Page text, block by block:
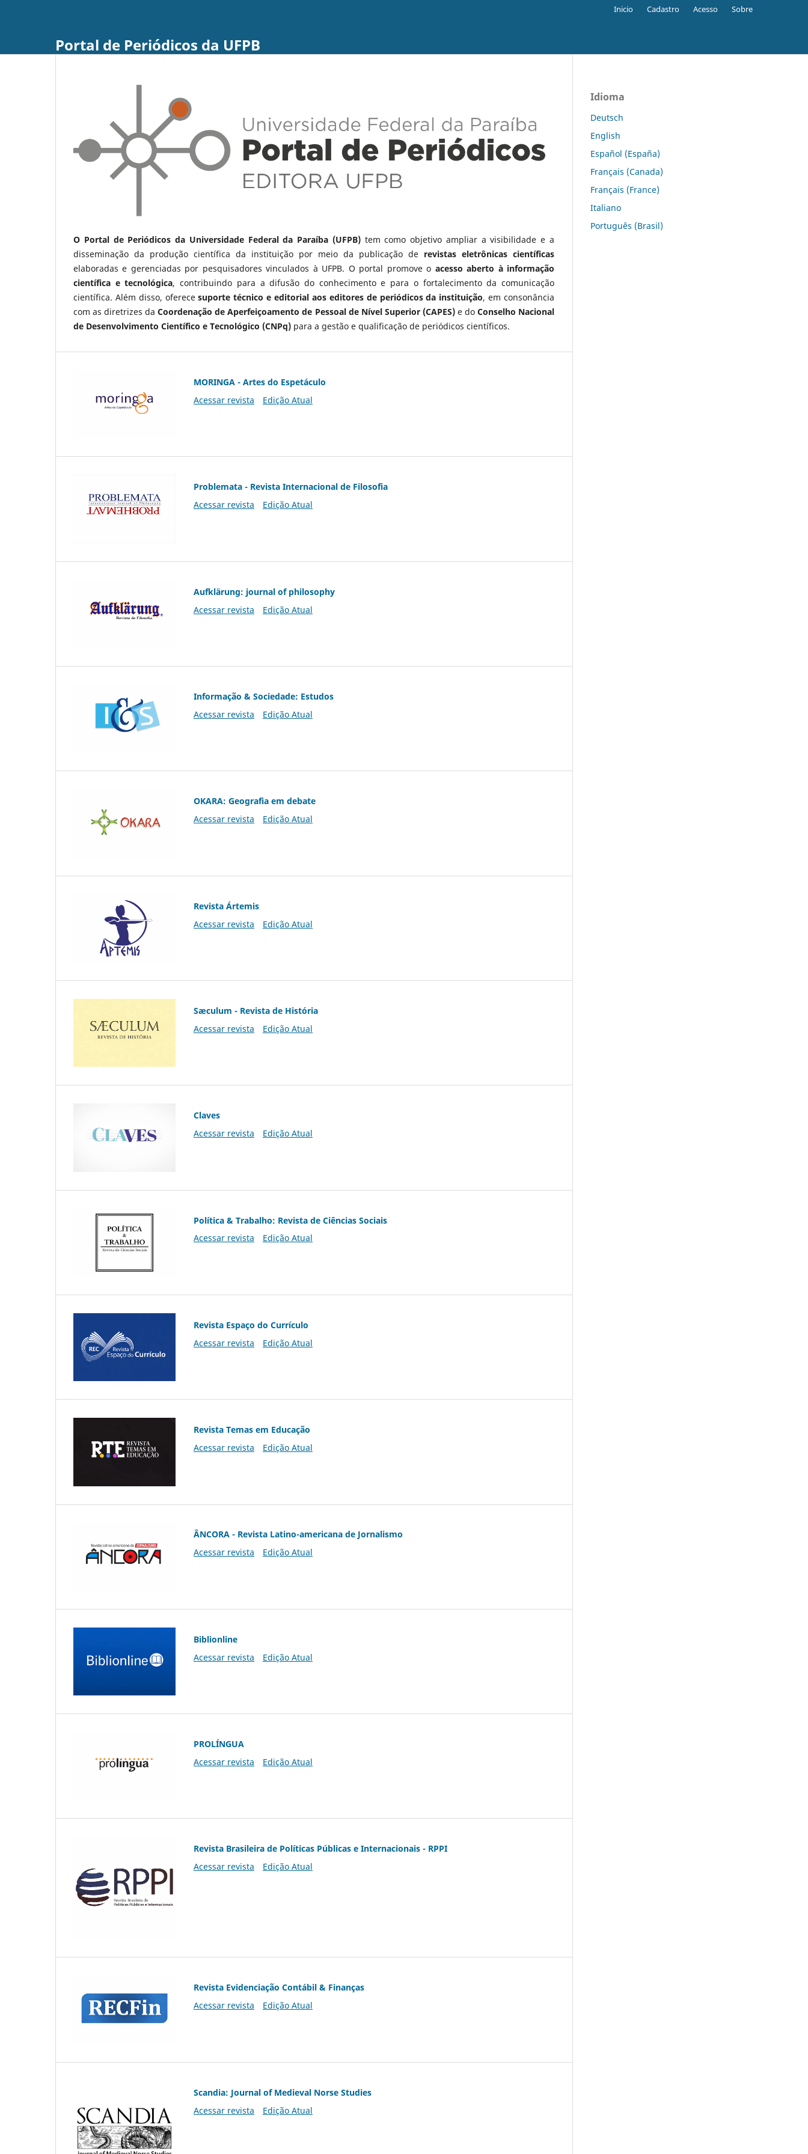
Portal de Periódicos da UFPB
Inicio Cadastro Acesso Sobre
O Portal de Periódicos da Universidade Federal da Paraíba (UFPB)tem como objetivo ampliar a visibilidade e a
disseminação da produção científica da instituição por meio da publicação de revistas eletrônicas científicas
elaboradas e gerenciadas por pesquisadores vinculados à UFPB. O portal promove o acesso aberto à informação
científica e tecnológica, contribuindo para a difusão do conhecimento e para o fortalecimento da comunicação
científica. Além disso, oferecesuporte técnico e editorial aos editores de periódicos da instituição, em consonância
com as diretrizes daCoordenação de Aperfeiçoamento de Pessoal de Nível Superior (CAPES)e do Conselho Nacional
de Desenvolvimento Científico e Tecnológico (CNPq) para a gestão e qualificação de periódicos científicos.
MORINGA - Artes do Espetáculo
Acessar revista
Edição Atual
Problemata - Revista Internacional de Filosofia
Acessar revista
Edição Atual
Aufklärung: journal of philosophy
Acessar revista
Edição Atual
Informação & Sociedade: Estudos
Acessar revista
Edição Atual
OKARA: Geografia em debate
Acessar revista
Edição Atual
Revista Ártemis
Acessar revista
Edição Atual
Sæculum - Revista de História
Acessar revista
Edição Atual
Claves
Acessar revista
Edição Atual
Política & Trabalho: Revista de Ciências Sociais
Acessar revista
Edição Atual
Revista Espaço do Currículo
Acessar revista
Edição Atual
Revista Temas em Educação
Acessar revista
Edição Atual
ÂNCORA - Revista Latino-americana de Jornalismo
Acessar revista
Edição Atual
Biblionline
Acessar revista
Edição Atual
PROLÍNGUA
Acessar revista
Edição Atual
Revista Brasileira de Políticas Públicas e Internacionais - RPPI
Acessar revista
Edição Atual
Revista Evidenciação Contábil & Finanças
Acessar revista
Edição Atual
Scandia: Journal of Medieval Norse Studies
Acessar revista
Edição Atual
Idioma
Deutsch
English
Español (España)
Français (Canada)
Français (France)
Italiano
Português (Brasil)